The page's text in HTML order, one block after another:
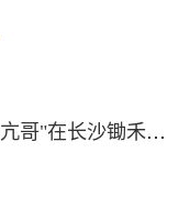
全球网红"甲亢哥"在长沙锄禾打造的杜甫江阁体验参观